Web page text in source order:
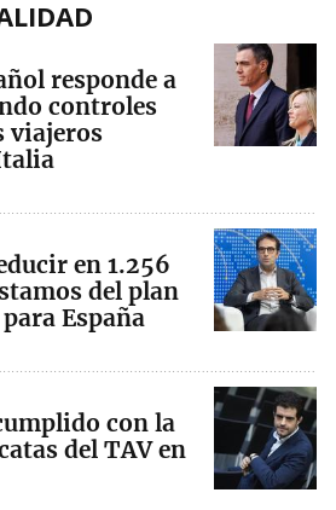
responde a
controles
viajeros
en 1.256
del plan
España
con la
del TAV en